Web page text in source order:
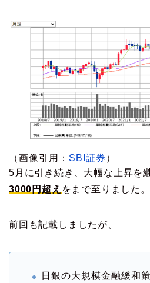
（画像引用： SBI証券 ）
5月に引き続き、大幅な上昇を
3000円超え をまで至りました。
前回も記載しましたが、
日銀の大規模金融緩和